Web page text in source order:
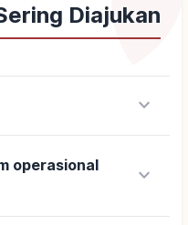
Diajukan
keyboard_arrow_down
operasional
keyboard_arrow_down